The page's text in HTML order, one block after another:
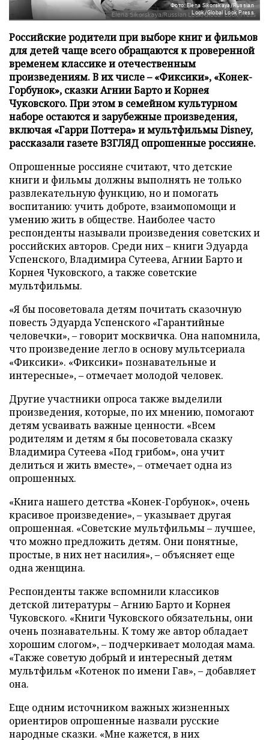
Фото: Elena Sikorskaya/Russian
Look/Global Look Press
Российские родители при выборе книг и фильмов
для детей чаще всего обращаются к проверенной
временем классике и отечественным
произведениям. В их числе – «Фиксики», «Конек-
Горбунок», сказки Агнии Барто и Корнея
Чуковского. При этом в семейном культурном
наборе остаются и зарубежные произведения,
включая «Гарри Поттера» и мультфильмы Disney,
рассказали газете ВЗГЛЯД опрошенные россияне.
Опрошенные россияне считают, что детские
книги и фильмы должны выполнять не только
развлекательную функцию, но и помогать
воспитанию: учить доброте, взаимопомощи и
умению жить в обществе. Наиболее часто
респонденты называли произведения советских и
российских авторов. Среди них – книги Эдуарда
Успенского, Владимира Сутеева, Агнии Барто и
Корнея Чуковского, а также советские
мультфильмы.
«Я бы посоветовала детям почитать сказочную
повесть Эдуарда Успенского «Гарантийные
человечки», – говорит москвичка. Она напомнила,
что произведение легло в основу мультсериала
«Фиксики». «Фиксики» познавательные и
интересные», – отмечает молодой человек.
Другие участники опроса также выделили
произведения, которые, по их мнению, помогают
детям усваивать важные ценности. «Всем
родителям и детям я бы посоветовала сказку
Владимира Сутеева «Под грибом», она учит
делиться и жить вместе», – отмечает одна из
опрошенных.
«Книга нашего детства «Конек-Горбунок», очень
красивое произведение», – указывает другая
опрошенная. «Советские мультфильмы – лучшее,
что можно предложить детям. Они понятные,
простые, в них нет насилия», – объясняет еще
одна женщина.
Респонденты также вспомнили классиков
детской литературы – Агнию Барто и Корнея
Чуковского. «Книги Чуковского обязательны, они
очень познавательны. К тому же автор обладает
хорошим слогом», – подчеркивает молодая мама.
«Также советую добрый и интересный детям
мультфильм «Котенок по имени Гав», – добавляет
она.
Еще одним источником важных жизненных
ориентиров опрошенные назвали русские
народные сказки. «Мне кажется, в них